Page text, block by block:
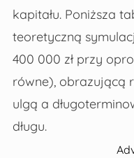
kapitału. Poniższa
teoretyczną
400 000 zł przy
równe), obrazującą
ulgą a
długu.